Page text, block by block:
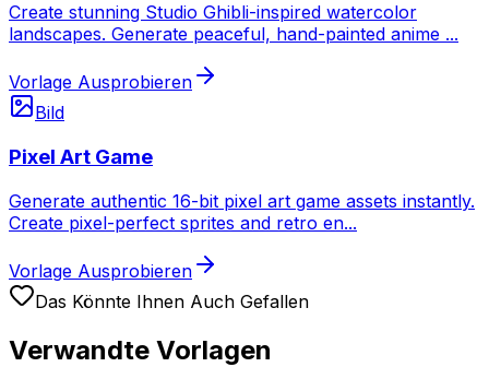
Create stunning Studio Ghibli-inspired watercolor
landscapes. Generate peaceful, hand-painted anime ...
Vorlage Ausprobieren
Bild
Pixel Art Game
Generate authentic 16-bit pixel art game assets instantly.
Create pixel-perfect sprites and retro en...
Vorlage Ausprobieren
Das Könnte Ihnen Auch Gefallen
Verwandte Vorlagen